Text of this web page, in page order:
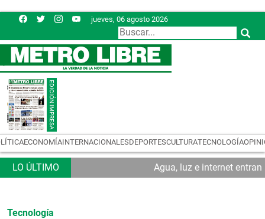
jueves, 06 agosto 2026
ECONOMÍAINTERNACIONALESDEPORTESCULTURATECNOLOGÍA
Agua, luz e internet
Tecnología